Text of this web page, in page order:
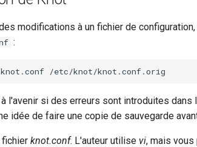
modifications à un fichier de
:
l'avenir si des erreurs sont introduites
idée de faire une copie de sauvegarde
knot.conf. L'auteur utilise vi, mais